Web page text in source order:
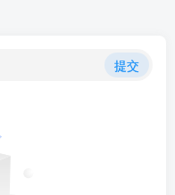
提交